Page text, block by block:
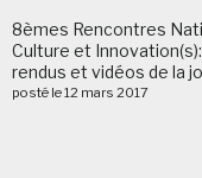
8èmes Rencontres
Culture et
rendus et vidéos de la
posté le 12 mars 2017